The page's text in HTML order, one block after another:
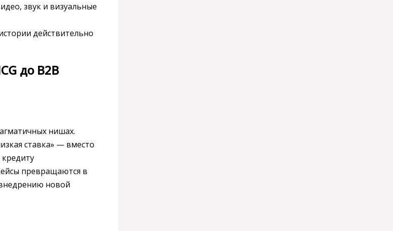
звук и визуальные
действительно
до B2B
нишах.
ставка» — вместо
превращаются в
новой